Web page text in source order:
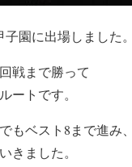
園に出場しました。
戦まで勝って
ートです。
もベスト8まで進み、
きました。